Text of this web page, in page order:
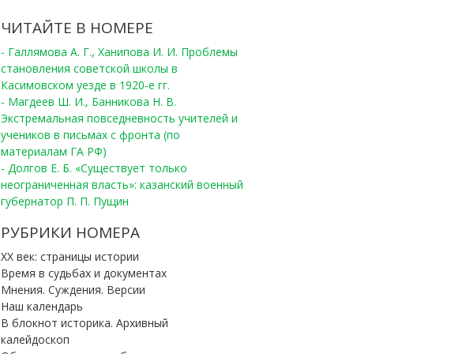
ЧИТАЙТЕ В НОМЕРЕ
- Галлямова А. Г., Ханипова И. И. Проблемы
становления советской школы в
Касимовском уезде в 1920-е гг.
- Магдеев Ш. И., Банникова Н. В.
Экстремальная повседневность учителей и
учеников в письмах с фронта (по
материалам ГА РФ)
- Долгов Е. Б. «Существует только
неограниченная власть»: казанский военный
губернатор П. П. Пущин
РУБРИКИ НОМЕРА
ХХ век: страницы истории
Время в судьбах и документах
Мнения. Суждения. Версии
Наш календарь
В блокнот историка. Архивный
калейдоскоп